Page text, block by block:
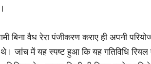
बिना वैध रेरा पंजीकरण कराए ही अपनी
जांच में यह स्पष्ट हुआ कि यह गतिविधि रियल